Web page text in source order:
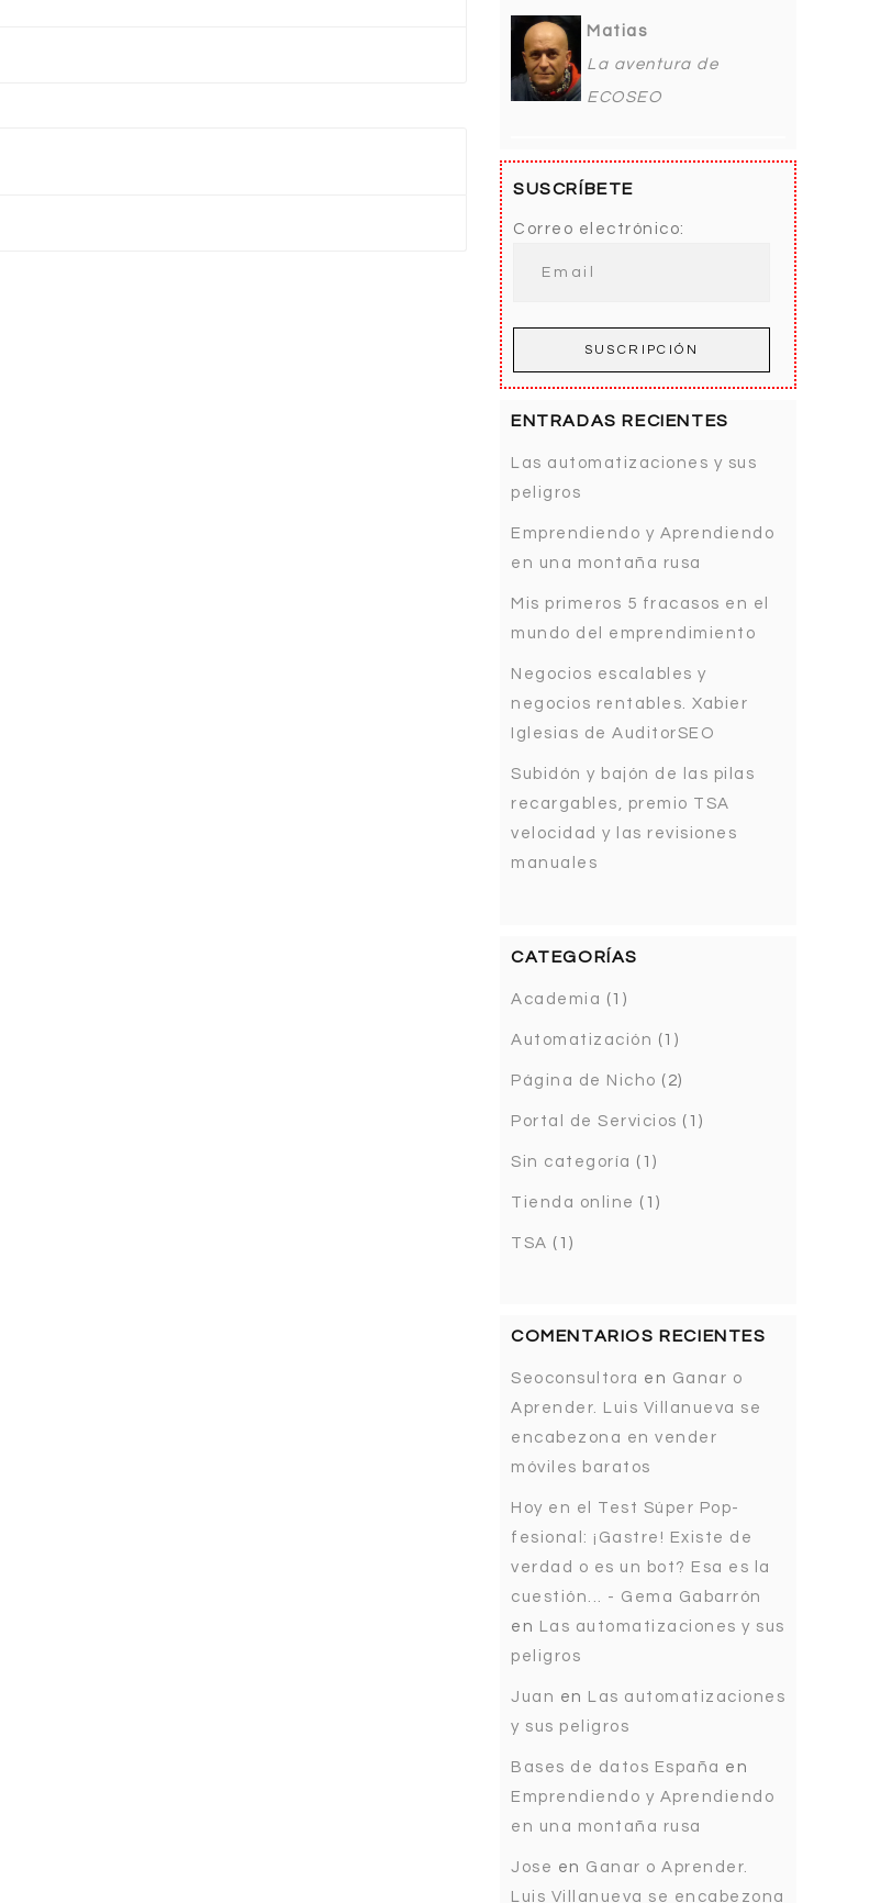
Matias
La aventura de
ECOSEO
SUSCRÍBETE
Correo electrónico:
ENTRADAS RECIENTES
Las automatizaciones y sus
peligros
Emprendiendo y Aprendiendo
en una montaña rusa
Mis primeros 5 fracasos en el
mundo del emprendimiento
Negocios escalables y
negocios rentables. Xabier
Iglesias de AuditorSEO
Subidón y bajón de las pilas
recargables, premio TSA
velocidad y las revisiones
manuales
CATEGORÍAS
Academia (1)
Automatización (1)
Página de Nicho (2)
Portal de Servicios (1)
Sin categoría (1)
Tienda online (1)
TSA (1)
COMENTARIOS RECIENTES
Seoconsultora en Ganar o
Aprender. Luis Villanueva se
encabezona en vender
móviles baratos
Hoy en el Test Súper Pop-
fesional: ¡Gastre! Existe de
verdad o es un bot? Esa es la
cuestión... - Gema Gabarrón
en Las automatizaciones y sus
peligros
Juan en Las automatizaciones
y sus peligros
Bases de datos España en
Emprendiendo y Aprendiendo
en una montaña rusa
Jose en Ganar o Aprender.
Luis Villanueva se encabezona